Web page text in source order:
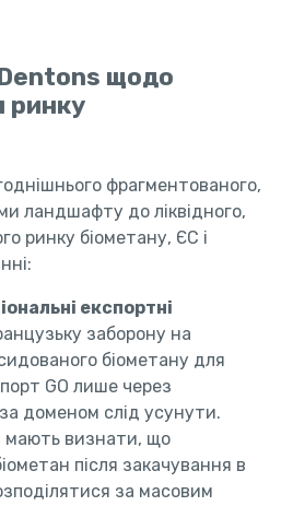
щодо
ринку
фрагментованого,
ландшафту до ліквідного,
ринку біометану, ЄС і
експортні
заборону на
біометану для
GO лише через
доменом слід усунути.
визнати, що
після закачування в
за масовим